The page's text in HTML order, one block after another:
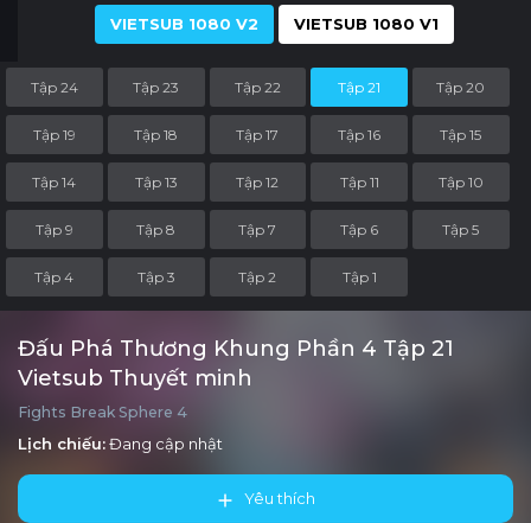
VIETSUB 1080 V2
VIETSUB 1080 V1
Tập 24 Tập 23 Tập 22 Tập 21 Tập 20
Tập 19 Tập 18 Tập 17 Tập 16 Tập 15
Tập 14 Tập 13 Tập 12 Tập 11 Tập 10
Tập 9 Tập 8 Tập 7 Tập 6 Tập 5
Tập 4 Tập 3 Tập 2 Tập 1
Đấu Phá Thương Khung Phần 4 Tập 21
Vietsub Thuyết minh
Fights Break Sphere 4
Lịch chiếu:Đang cập nhật
Yêu thích